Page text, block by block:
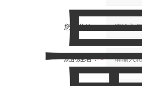
您的单位：
您的姓名：